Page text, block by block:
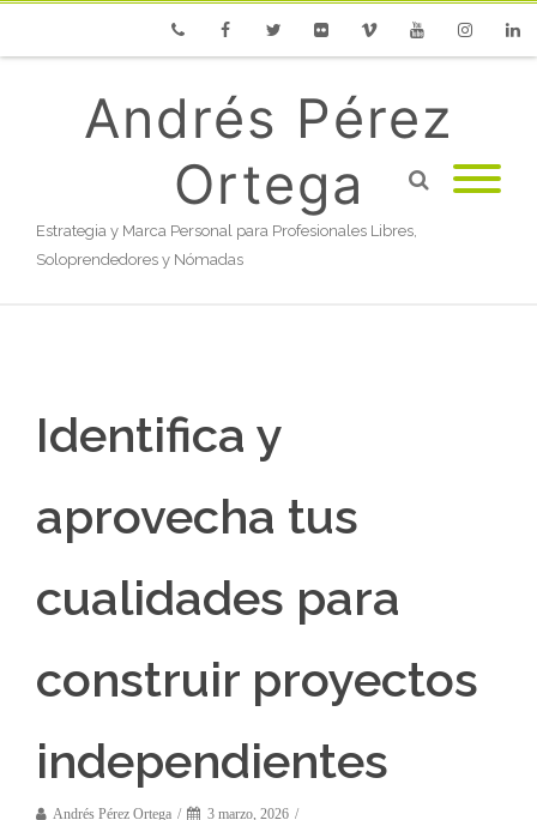
Andrés Pérez
Ortega
Estrategia y Marca Personal para Profesionales Libres,
Soloprendedores y Nómadas
Identifica y
aprovecha tus
cualidades para
construir proyectos
independientes
Andrés Pérez Ortega
3 marzo, 2026